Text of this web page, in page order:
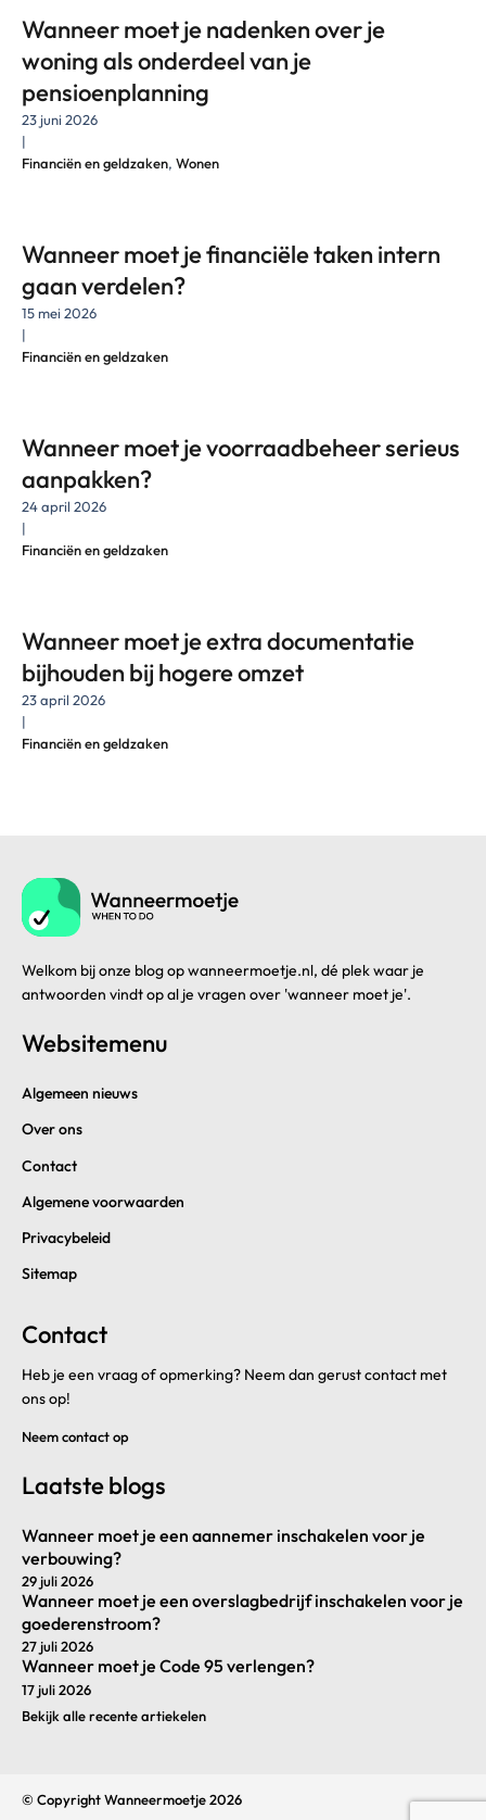
Wanneer moet je nadenken over je
woning als onderdeel van je
pensioenplanning
23 juni 2026
|
Financiën en geldzaken, Wonen
Wanneer moet je financiële taken intern
gaan verdelen?
15 mei 2026
|
Financiën en geldzaken
Wanneer moet je voorraadbeheer serieus
aanpakken?
24 april 2026
|
Financiën en geldzaken
Wanneer moet je extra documentatie
bijhouden bij hogere omzet
23 april 2026
|
Financiën en geldzaken
Welkom bij onze blog op wanneermoetje.nl, dé plek waar je
antwoorden vindt op al je vragen over 'wanneer moet je'.
Websitemenu
Algemeen nieuws
Over ons
Contact
Algemene voorwaarden
Privacybeleid
Sitemap
Contact
Heb je een vraag of opmerking? Neem dan gerust contact met
ons op!
Neem contact op
Laatste blogs
Wanneer moet je een aannemer inschakelen voor je
verbouwing?
29 juli 2026
Wanneer moet je een overslagbedrijf inschakelen voor je
goederenstroom?
27 juli 2026
Wanneer moet je Code 95 verlengen?
17 juli 2026
Bekijk alle recente artiekelen
© Copyright Wanneermoetje 2026